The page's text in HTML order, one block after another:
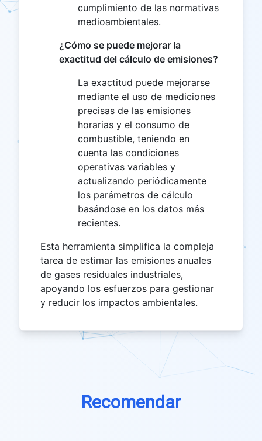
cumplimiento de las normativas
medioambientales.
¿Cómo se puede mejorar la
exactitud del cálculo de emisiones?
La exactitud puede mejorarse
mediante el uso de mediciones
precisas de las emisiones
horarias y el consumo de
combustible, teniendo en
cuenta las condiciones
operativas variables y
actualizando periódicamente
los parámetros de cálculo
basándose en los datos más
recientes.
Esta herramienta simplifica la compleja
tarea de estimar las emisiones anuales
de gases residuales industriales,
apoyando los esfuerzos para gestionar
y reducir los impactos ambientales.
Recomendar